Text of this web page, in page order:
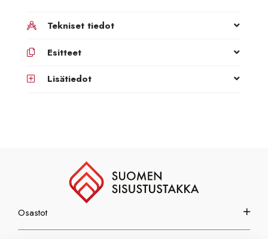
Tekniset tiedot
Esitteet
Lisätiedot
Osastot